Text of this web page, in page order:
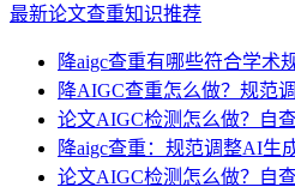
最新论文查重知识推荐
降aigc查重有哪些符合学术
降AIGC查重怎么做？规范
论文AIGC检测怎么做？自
降aigc查重：规范调整AI生
论文AIGC检测怎么做？自